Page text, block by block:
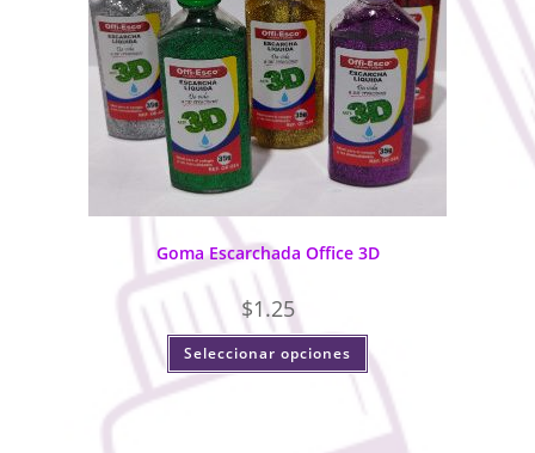
Goma Escarchada Office 3D
$1.25
Seleccionar opciones